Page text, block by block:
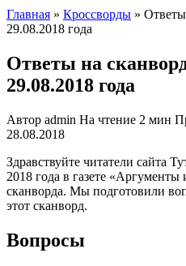
Главная » Кроссворды »
29.08.2018 года
Ответы на
29.08.2018 года
Автор admin На чтение 2 мин
28.08.2018
Здравствуйте читатели сайта
2018 года в газете
сканворда. Мы подготовили
этот сканворд.
Вопросы